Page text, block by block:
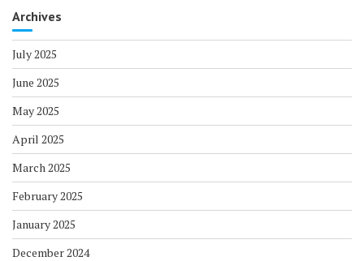
Archives
July 2025
June 2025
May 2025
April 2025
March 2025
February 2025
January 2025
December 2024